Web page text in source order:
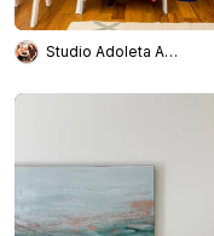
Studio Adoleta Arq. Infantil